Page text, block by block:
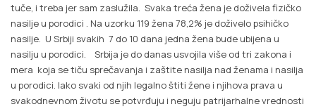
tuče, i treba jer sam zaslužila. Svaka treća žena je doživela fizičko
nasilje u porodici . Na uzorku 119 žena 78,2% je doživelo psihičko
nasilje. U Srbiji svakih 7 do 10 dana jedna žena bude ubijena u
nasilju u porodici. Srbija je do danas usvojila više od tri zakona i
mera koja se tiču sprečavanja i zaštite nasilja nad ženama i nasilja
u porodici. Iako svaki od njih legalno štiti žene i njihova prava u
svakodnevnom životu se potvrđuju i neguju patrijarhalne vrednosti